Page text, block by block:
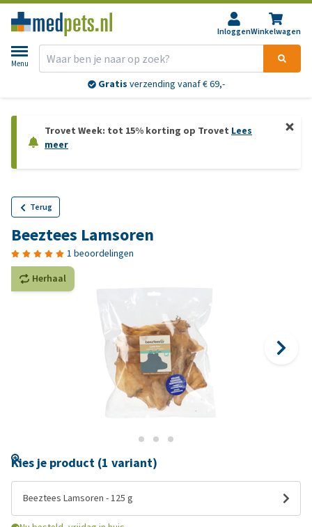
InloggenWinkelwagen
Menu
Gratis verzending vanaf € 69,-
Trovet Week: tot 15% korting op Trovet Lees
meer
Terug
Beeztees Lamsoren
1 beoordelingen
Herhaal
Kies je product (1 variant)
Beeztees Lamsoren - 125 g